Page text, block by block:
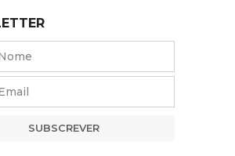
SUBSCREVER